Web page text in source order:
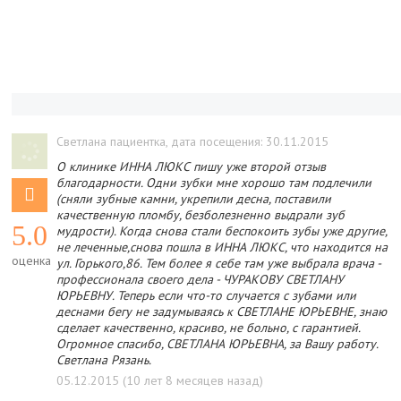
5.0
оценка
Светлана пациентка, дата посещения: 30.11.2015
О клинике ИННА ЛЮКС пишу уже второй отзыв
благодарности. Одни зубки мне хорошо там подлечили
(сняли зубные камни, укрепили десна, поставили
качественную пломбу, безболезненно выдрали зуб
мудрости). Когда снова стали беспокоить зубы уже другие,
не леченные,снова пошла в ИННА ЛЮКС, что находится на
ул. Горького,86. Тем более я себе там уже выбрала врача -
профессионала своего дела - ЧУРАКОВУ СВЕТЛАНУ
ЮРЬЕВНУ. Теперь если что-то случается с зубами или
деснами бегу не задумываясь к СВЕТЛАНЕ ЮРЬЕВНЕ, знаю
сделает качественно, красиво, не больно, с гарантией.
Огромное спасибо, СВЕТЛАНА ЮРЬЕВНА, за Вашу работу.
Светлана Рязань.
05.12.2015 (10 лет 8 месяцев назад)